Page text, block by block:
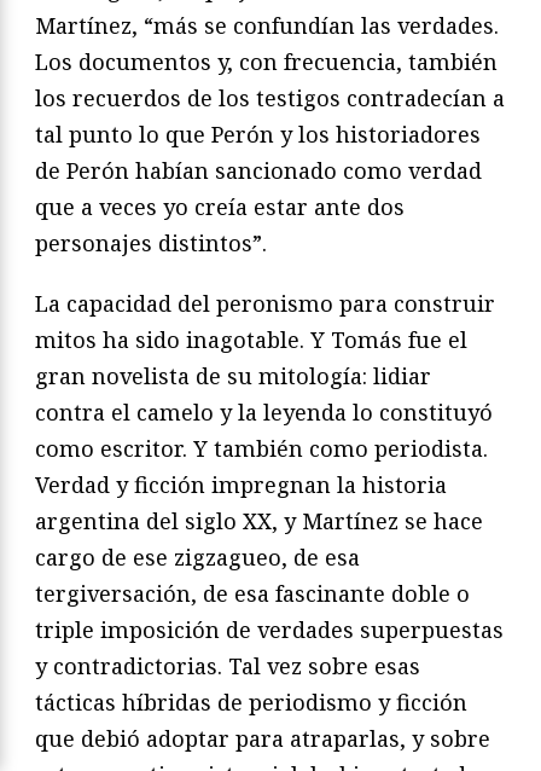
Martínez, “más se confundían las verdades.
Los documentos y, con frecuencia, también
los recuerdos de los testigos contradecían a
tal punto lo que Perón y los historiadores
de Perón habían sancionado como verdad
que a veces yo creía estar ante dos
personajes distintos”.
La capacidad del peronismo para construir
mitos ha sido inagotable. Y Tomás fue el
gran novelista de su mitología: lidiar
contra el camelo y la leyenda lo constituyó
como escritor. Y también como periodista.
Verdad y ficción impregnan la historia
argentina del siglo XX, y Martínez se hace
cargo de ese zigzagueo, de esa
tergiversación, de esa fascinante doble o
triple imposición de verdades superpuestas
y contradictorias. Tal vez sobre esas
tácticas híbridas de periodismo y ficción
que debió adoptar para atraparlas, y sobre